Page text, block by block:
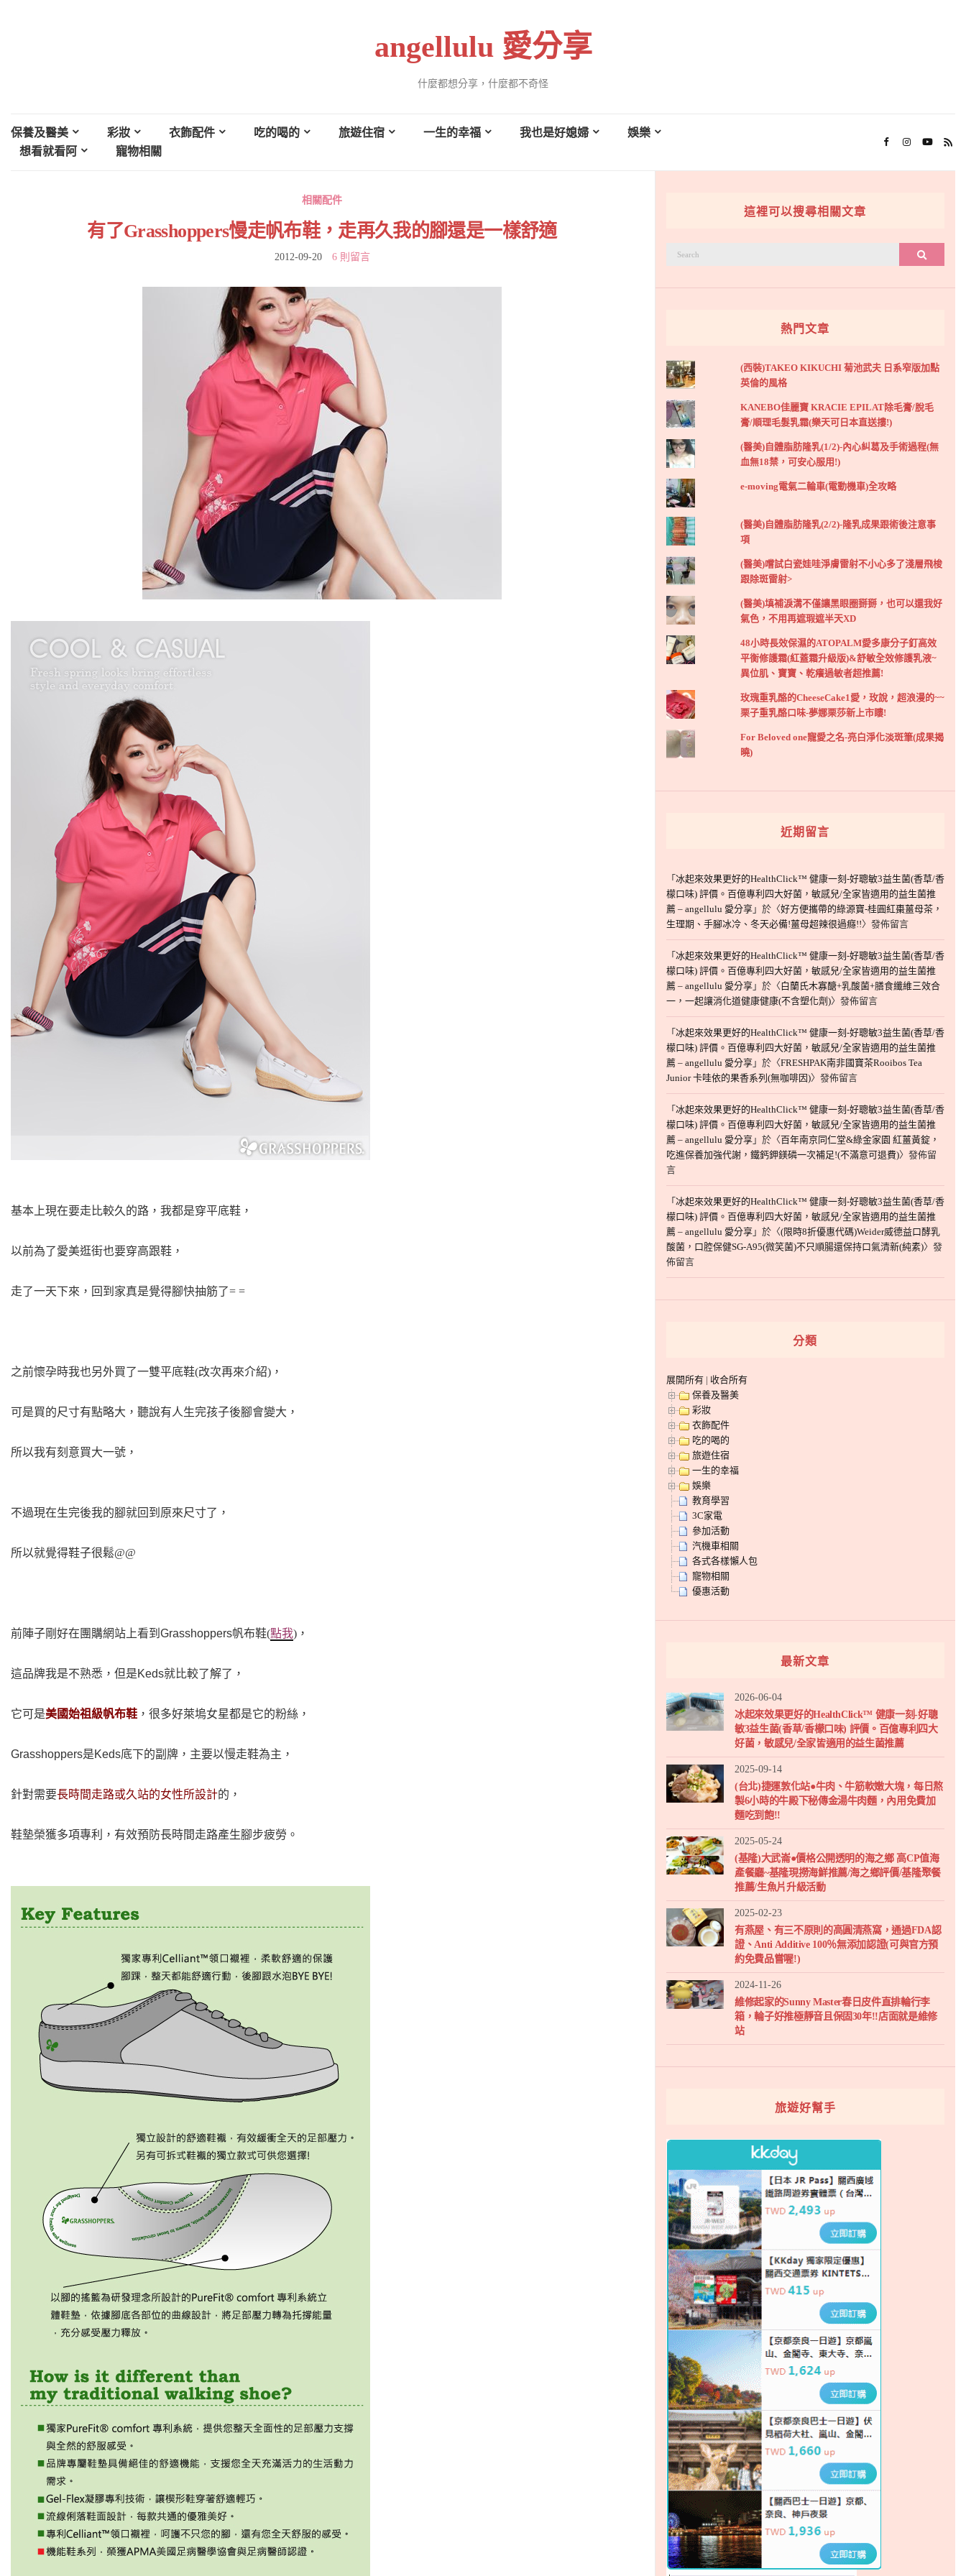
angellulu 愛分享
什麼都想分享，什麼都不奇怪
保養及醫美 彩妝 衣飾配件 吃的喝的 旅遊住宿 一生的幸福 我也是好媳婦
娛樂
想看就看阿
寵物相關
相關配件
有了Grasshoppers慢走帆布鞋，走再久我的腳還是一樣舒適
2012-09-20 6 則留言
基本上現在要走比較久的路，我都是穿平底鞋，
以前為了愛美逛街也要穿高跟鞋，
走了一天下來，回到家真是覺得腳快抽筋了= =
之前懷孕時我也另外買了一雙平底鞋(改次再來介紹) ，
可是買的尺寸有點略大，聽說有人生完孩子後腳會變大，
所以我有刻意買大一號，
不過現在生完後我的腳就回到原來尺寸了，
所以就覺得鞋子很鬆@@
前陣子剛好在團購網站上看到Grasshoppers帆布鞋(點我)，
這品牌我是不熟悉，但是Keds就比較了解了，
它可是美國始祖級帆布鞋 ，很多好萊塢女星都是它的粉絲，
Grasshoppers是Keds底下的副牌，主要以慢走鞋為主，
針對需要長時間走路或久站的女性所設計的，
鞋墊榮獲多項專利，有效預防長時間走路產生腳步疲勞。
這裡可以搜尋相關文章
搜尋
熱門文章
(西裝)TAKEO KIKUCHI 菊池武夫 日系窄版加點
英倫的風格
KANEBO佳麗寶 KRACIE EPILAT除毛膏/脫毛
膏/順理毛髮乳霜(樂天可日本直送摟!)
(醫美)自體脂肪隆乳(1/2)-內心糾葛及手術過程(無
血無18禁，可安心服用!)
e-moving電氣二輪車(電動機車)全攻略
(醫美)自體脂肪隆乳(2/2)-隆乳成果跟術後注意事
項
(醫美)嚐試白瓷娃哇淨膚雷射不小心多了淺層飛梭
跟除斑雷射>
(醫美)填補淚溝不僅讓黑眼圈掰掰，也可以還我好
氣色，不用再遮瑕遮半天XD
48小時長效保濕的ATOPALM愛多康分子釘高效
平衡修護霜(紅蓋霜升級版)&舒敏全效修護乳液~
異位肌、寶寶、乾癢過敏者超推薦!
玫瑰重乳酪的CheeseCake1愛，玫說，超浪漫的~~
栗子重乳酪口味-夢娜栗莎新上市瞜!
For Beloved one寵愛之名-亮白淨化淡斑筆(成果揭
曉)
近期留言
「 冰起來效果更好的HealthClick™ 健康一刻-好聰敏3益生菌(香草/香
檬口味) 評價。百億專利四大好菌，敏感兒/全家皆適用的益生菌推
薦 – angellulu 愛分享 」於〈好方便攜帶的綠源寶-桂圓紅棗薑母茶，
生理期、手腳冰冷、冬天必備!薑母超辣很過癮!!〉發佈留言
「 冰起來效果更好的HealthClick™ 健康一刻-好聰敏3益生菌(香草/香
檬口味) 評價。百億專利四大好菌，敏感兒/全家皆適用的益生菌推
薦 – angellulu 愛分享 」於〈白蘭氏木寡醣+乳酸菌+膳食纖維三效合
一，一起讓消化道健康健康(不含塑化劑)〉發佈留言
「 冰起來效果更好的HealthClick™ 健康一刻-好聰敏3益生菌(香草/香
檬口味) 評價。百億專利四大好菌，敏感兒/全家皆適用的益生菌推
薦 – angellulu 愛分享 」於〈FRESHPAK南非國寶茶Rooibos Tea
Junior 卡哇依的果香系列(無咖啡因)〉發佈留言
「 冰起來效果更好的HealthClick™ 健康一刻-好聰敏3益生菌(香草/香
檬口味) 評價。百億專利四大好菌，敏感兒/全家皆適用的益生菌推
薦 – angellulu 愛分享 」於〈百年南京同仁堂&綠金家園 紅薑黃錠，
吃進保養加強代謝，鐵鈣鉀鎂磷一次補足!(不滿意可退費)〉發佈留
言
「 冰起來效果更好的HealthClick™ 健康一刻-好聰敏3益生菌(香草/香
檬口味) 評價。百億專利四大好菌，敏感兒/全家皆適用的益生菌推
薦 – angellulu 愛分享 」於〈(限時8折優惠代碼)Weider威德益口酵乳
酸菌，口腔保健SG-A95(微笑菌)不只順腸還保持口氣清新(純素)〉發
佈留言
分類
展開所有 | 收合所有
保養及醫美
彩妝
衣飾配件
吃的喝的
旅遊住宿
一生的幸福
娛樂
教育學習
3C家電
參加活動
汽機車相關
各式各樣懶人包
寵物相關
優惠活動
最新文章
2026-06-04
冰起來效果更好的HealthClick™ 健康一刻-好聰
敏3益生菌(香草/香檬口味) 評價。百億專利四大
好菌，敏感兒/全家皆適用的益生菌推薦
2025-09-14
(台北)捷運敦化站●牛肉、牛筋軟嫩大塊，每日熬
製6小時的牛殿下秘傳金湯牛肉麵，內用免費加
麵吃到飽!!
2025-05-24
(基隆)大武崙●價格公開透明的海之鄉 高CP值海
產餐廳~基隆現撈海鮮推薦/海之鄉評價/基隆聚餐
推薦/生魚片升級活動
2025-02-23
有燕屋、有三不原則的高圓清燕窩，通過FDA認
證、Anti Additive 100％無添加認證(可與官方預
約免費品嘗喔!)
2024-11-26
維修起家的Sunny Master春日皮件直排輪行李
箱，輪子好推極靜音且保固30年!!店面就是維修
站
旅遊好幫手